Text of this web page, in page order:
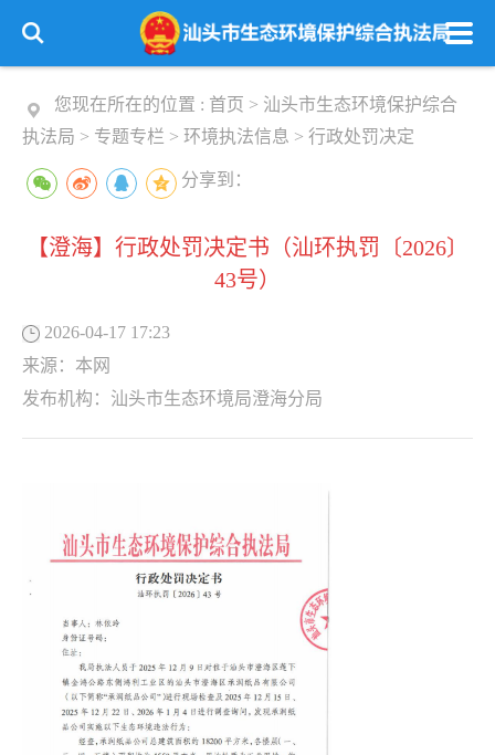
您现在所在的位置 : 首页 > 汕头市生态环境保护综合
执法局 > 专题专栏 > 环境执法信息 > 行政处罚决定
分享到：
【澄海】行政处罚决定书（汕环执罚〔2026〕
43号）
2026-04-17 17:23
来源： 本网
发布机构： 汕头市生态环境局澄海分局